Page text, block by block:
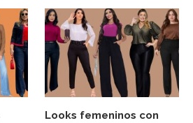
Looks femeninos con